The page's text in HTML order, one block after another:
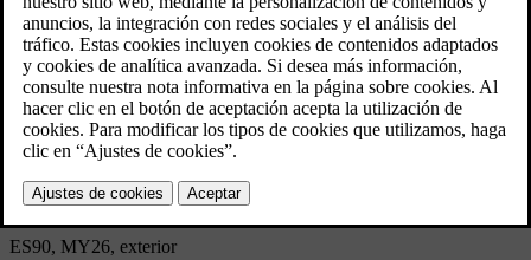
ES90 MY26
12/10/2025
Marcador
Compartir
Descargar
ES90, MY26, exterior